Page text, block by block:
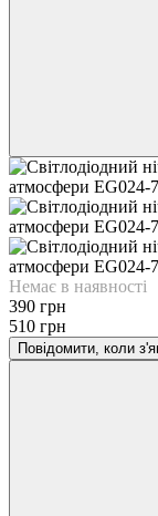
Немає в наявності
390 грн
510 грн
Повідомити, коли